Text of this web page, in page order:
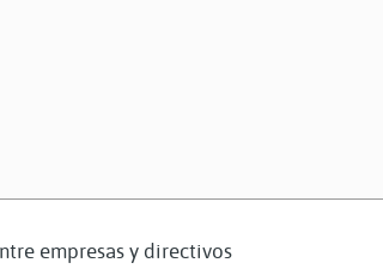
empresas y directivos